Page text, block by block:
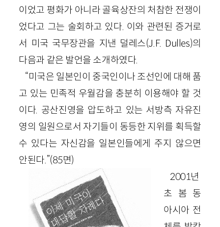
이었고 평화가 아니라 골육상잔의 처참한 전쟁이
었다고 그는 술회하고 있다. 이와 관련된 증거로
서 미국 국무장관을 지낸 덜레스(J.F. Dulles)의
다음과 같은 발언을 소개하였다.
“미국은 일본인이 중국인이나 조선인에 대해 품
고 있는 민족적 우월감을 충분히 이용해야 할 것
이다. 공산진영을 압도하고 있는 서방측 자유진
영의 일원으로서 자기들이 동등한 지위를 획득할
수 있다는 자신감을 일본인들에게 주지 않으면
안된다.”(85면)
2001년
초 봄 동
아시아 전